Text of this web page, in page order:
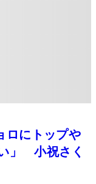
ロにトップや
」 小祝さく